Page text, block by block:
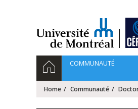
Navigation
principale
HOMECOMMUNAUTÉ
Home Communauté